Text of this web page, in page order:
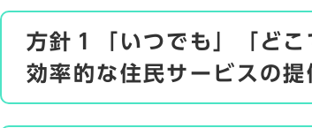
方針１「いつでも」「ど
効率的な住民サービスの提